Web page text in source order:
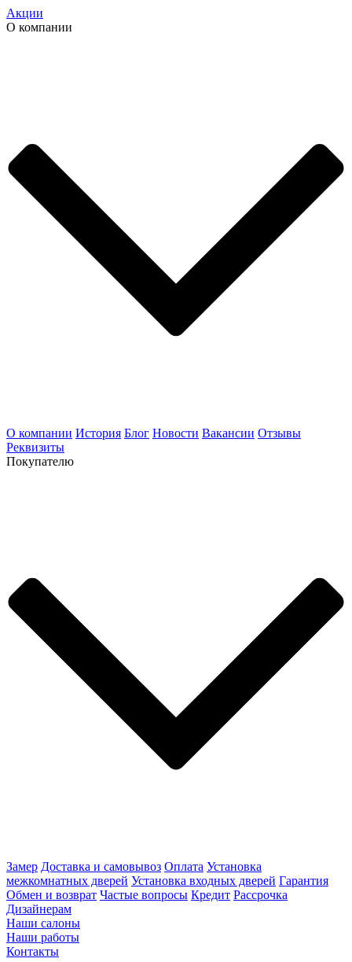
Акции
О компании
О компании История Блог Новости Вакансии Отзывы
Реквизиты
Покупателю
Замер Доставка и самовывоз Оплата Установка
межкомнатных дверей Установка входных дверей Гарантия
Обмен и возврат Частые вопросы Кредит Рассрочка
Дизайнерам
Наши салоны
Наши работы
Контакты